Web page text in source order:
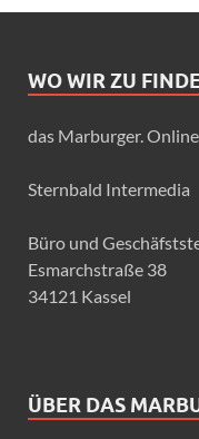
WO WIR ZU
das Marburger.
Sternbald Intermedia
Büro und
Esmarchstraße 38
34121 Kassel
ÜBER DAS